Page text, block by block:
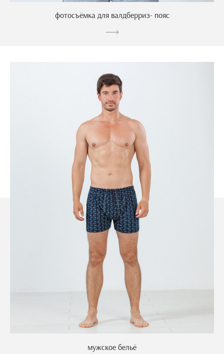
фотосъёмка для валдберриз- пояс
мужское бельё